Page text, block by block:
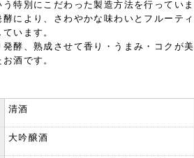
特別にこだわった製造方法を行っていま
により、さわやかな味わいとフルーティ
います。
酵、熟成させて香り・うまみ・コクが美
酒です。
清酒
大吟醸酒